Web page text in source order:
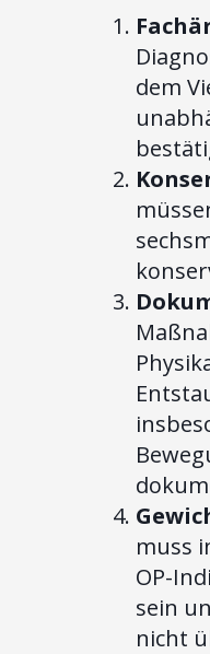
dem
muss
OP-
sein
nicht